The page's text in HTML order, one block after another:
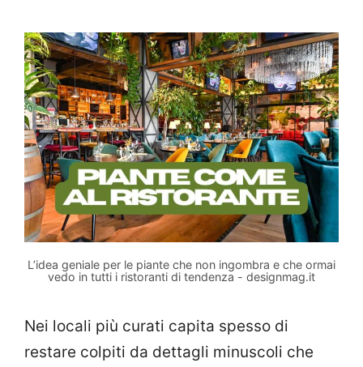
L’idea geniale per le piante che non ingombra e che ormai
vedo in tutti i ristoranti di tendenza - designmag.it
Nei locali più curati capita spesso di
restare colpiti da dettagli minuscoli che